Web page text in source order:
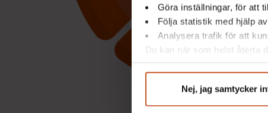
Göra inställningar, för att
Följa statistik med hjälp
Analysera trafik för att
Du kan när som helst återta
integritet@suntarbetsliv.se.
Nej, jag samtycker